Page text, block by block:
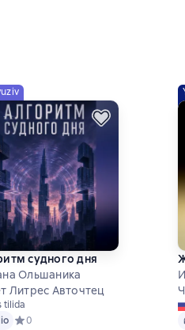
судного дня
Ольшаника
Литрес Авточтец
tilida
Средний рейтинг 0 на основе 0
0